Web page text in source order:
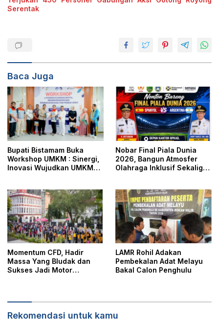
Serentak
Baca Juga
Bupati Bistamam Buka
Workshop UMKM : Sinergi,
Inovasi Wujudkan UMKM
Nobar Final Piala Dunia
2026, Bangun Atmosfer
Olahraga Inklusif Sekaligus
Masyarakat
Momentum CFD, Hadir
Massa Yang Bludak dan
Sukses Jadi Motor
LAMR Rohil Adakan
Pembekalan Adat Melayu
Bakal Calon Penghulu
Rekomendasi untuk kamu